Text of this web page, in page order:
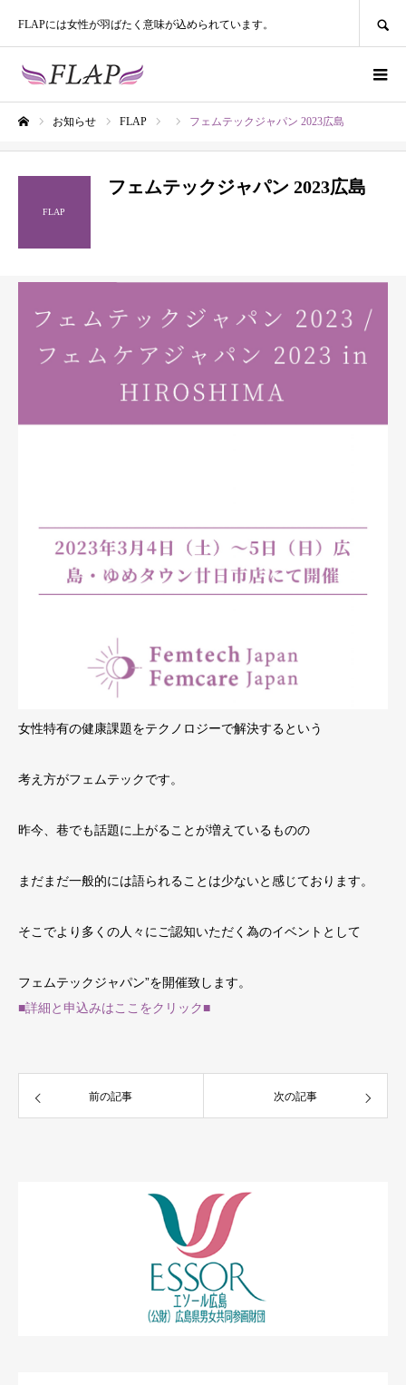
FLAPには女性が羽ばたく意味が込められています。
お知らせ FLAP フェムテックジャパン 2023広島
FLAP
フェムテックジャパン 2023広島
女性特有の健康課題をテクノロジーで解決するという
考え方がフェムテックです。
昨今、巷でも話題に上がることが増えているものの
まだまだ一般的には語られることは少ないと感じております。
そこでより多くの人々にご認知いただく為のイベントとして
フェムテックジャパン”を開催致します。
■詳細と申込みはここをクリック■
前の記事 次の記事